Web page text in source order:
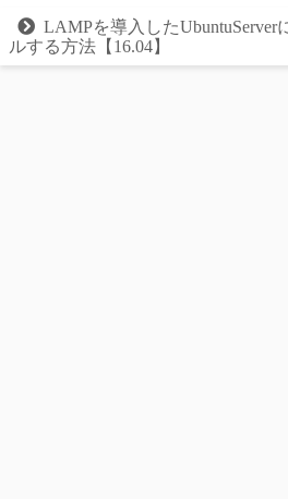
LAMPを導入したUbuntuServer
ルする方法【16.04】